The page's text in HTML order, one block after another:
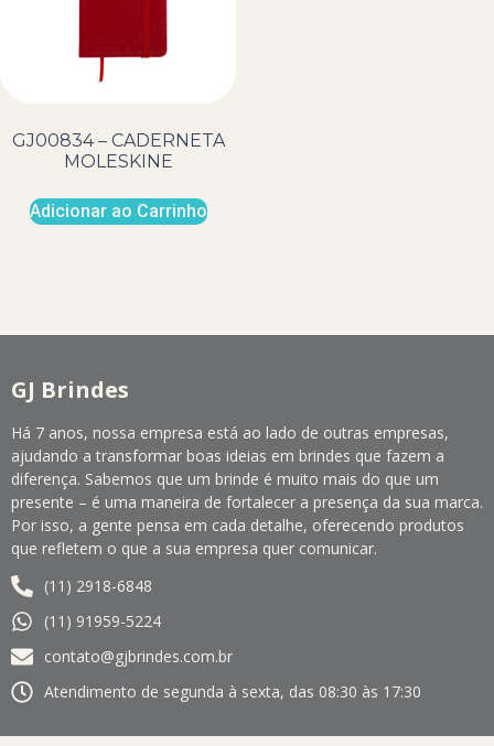
GJ00834 – CADERNETA
MOLESKINE
Adicionar ao Carrinho
GJ Brindes
Há 7 anos, nossa empresa está ao lado de outras empresas,
ajudando a transformar boas ideias em brindes que fazem a
diferença. Sabemos que um brinde é muito mais do que um
presente – é uma maneira de fortalecer a presença da sua marca.
Por isso, a gente pensa em cada detalhe, oferecendo produtos
que refletem o que a sua empresa quer comunicar.
(11) 2918-6848
(11) 91959-5224
contato@gjbrindes.com.br
Atendimento de segunda à sexta, das 08:30 às 17:30